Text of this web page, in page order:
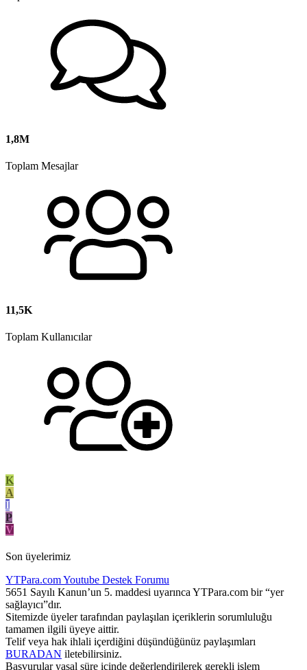
1,8M
Toplam Mesajlar
11,5K
Toplam Kullanıcılar
K
A
I
P
V
Son üyelerimiz
YTPara.comYoutube Destek Forumu
5651 Sayılı Kanun’un 5. maddesi uyarınca YTPara.com bir “yer
sağlayıcı”dır.
Sitemizde üyeler tarafından paylaşılan içeriklerin sorumluluğu
tamamen ilgili üyeye aittir.
Telif veya hak ihlali içerdiğini düşündüğünüz paylaşımları
BURADAN iletebilirsiniz.
Başvurular yasal süre içinde değerlendirilerek gerekli işlem